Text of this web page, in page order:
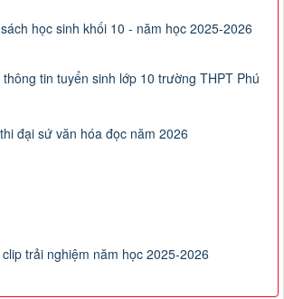
học sinh khối 10 - năm học 2025-2026
thông tin tuyển sinh lớp 10 trường THPT Phú
đại sứ văn hóa đọc năm 2026
trải nghiệm năm học 2025-2026